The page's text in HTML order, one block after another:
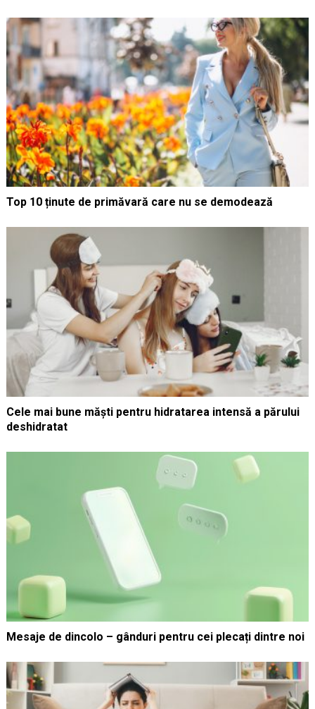
Top 10 ținute de primăvară care nu se demodează
Cele mai bune măști pentru hidratarea intensă a părului
deshidratat
Mesaje de dincolo – gânduri pentru cei plecați dintre noi